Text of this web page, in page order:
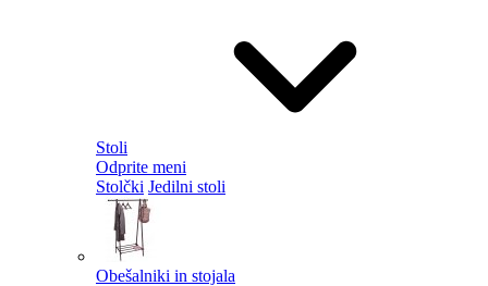
Stoli
Odprite meni
Stolčki Jedilni stoli
Obešalniki in stojala